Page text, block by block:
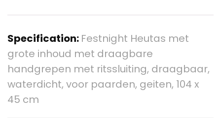
Specification: Festnight Heutas met
grote inhoud met draagbare
handgrepen met ritssluiting, draagbaar,
waterdicht, voor paarden, geiten, 104 x
45 cm